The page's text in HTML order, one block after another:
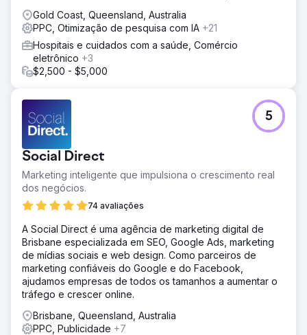
Gold Coast, Queensland, Australia
PPC, Otimização de pesquisa com IA +21
Hospitais e cuidados com a saúde, Comércio
eletrônico +3
$2,500 - $5,000
Social Direct
Marketing inteligente que impulsiona o crescimento real
dos negócios.
74 avaliações
5
A Social Direct é uma agência de marketing digital de
Brisbane especializada em SEO, Google Ads, marketing
de mídias sociais e web design. Como parceiros de
marketing confiáveis do Google e do Facebook,
ajudamos empresas de todos os tamanhos a aumentar o
tráfego e crescer online.
Brisbane, Queensland, Australia
PPC, Publicidade +7